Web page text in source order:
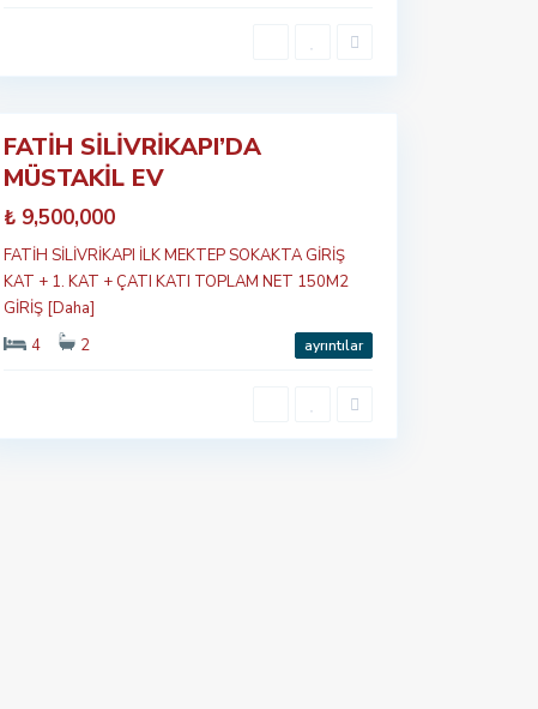
FATİH SİLİVRİKAPI’DA
MÜSTAKİL EV
₺ 9,500,000
FATİH SİLİVRİKAPI İLK MEKTEP SOKAKTA GİRİŞ
KAT + 1. KAT + ÇATI KATI TOPLAM NET 150M2
GİRİŞ [Daha]
4
2 ayrıntılar